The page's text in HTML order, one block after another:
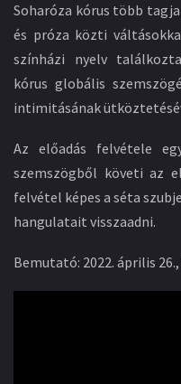
Soharóza kórus több
és próza közti
színházi nyelv
kórus globális
intimitásának
Az előadás felvétele
szemszögből követi az
felvétel képes a séta
hangulatait visszaadni.
Bemutató: 2022. április